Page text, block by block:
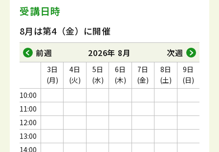
受講日時
8月は第4（金）に開催
前週 2026年 8月 次週
10:00
11:00
12:00
13:00
14:00
3日
(月)
4日
(火)
5日
(水)
6日
(木)
7日
(金)
8日
(土)
9日
(日)